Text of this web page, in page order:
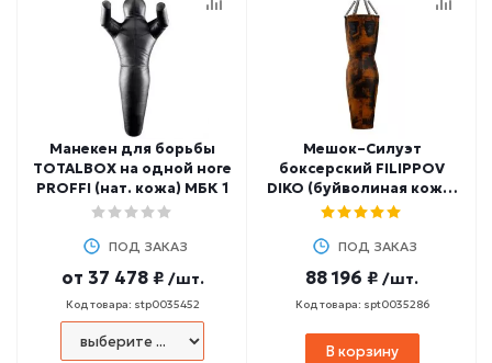
Манекен для борьбы
TOTALBOX на одной ноге
PROFFI (нат. кожа) МБК 1
ПОД ЗАКАЗ
от 37 478 ₽ /шт.
Код товара: stp0035452
Мешок–Cилуэт
боксерский FILIPPOV
DIKO (буйволиная кожа)
55-60 кг, 150 см
ПОД ЗАКАЗ
88 196 ₽ /шт.
Код товара: spt0035286
В корзину